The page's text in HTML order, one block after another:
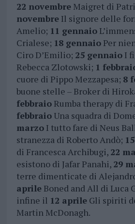
22 novembreMaigret di
novembreIl signore delle
Amelio; 11 gennaio
Crialese; 18 gennaioPer
Ciro D’Emilio; 25 gennaioI
Rebecca Zlotowski; 1
cuore di Pippo Mezzapesa; 8
buone stelle – Broker di
febbraioRumba therapy di
febbraioUna squadra di
marzoI tutto fare di Neus
stranezza di Roberto Andò;
di Francesca Archibugi, 22
esistono di Jafar Panahi, 29
terre dimenticate di
aprileBoned and All di Luca
infine il 12 aprileGli spiriti
Martin McDonagh.